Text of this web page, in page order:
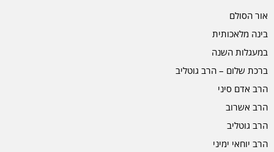
אור הסולם
בינה מלאכותית
במעגלות השנה
ברכת שלום – הרב גוטליב
הרב אדם סיני
הרב אשרוב
הרב גוטליב
הרב יוחאי ימיני